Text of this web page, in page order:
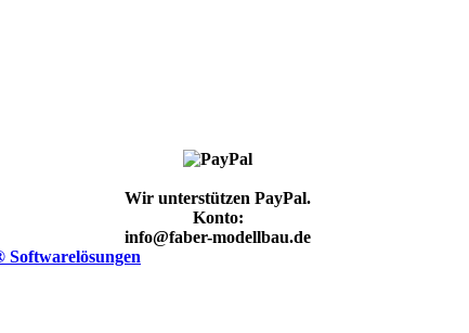
Wir unterstützen PayPal.
Konto:
info@faber-modellbau.de